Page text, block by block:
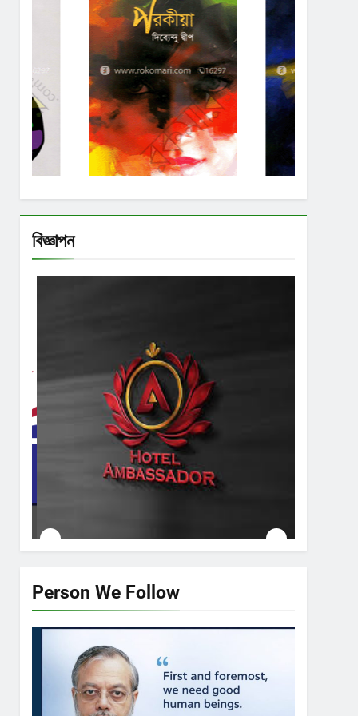
বিজ্ঞাপন
Person We Follow